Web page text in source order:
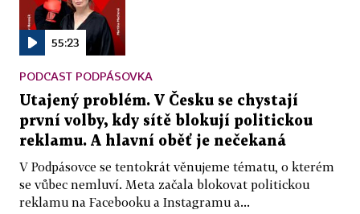
55:23
PODCAST PODPÁSOVKA
Utajený problém. V Česku se chystají
první volby, kdy sítě blokují politickou
reklamu. A hlavní oběť je nečekaná
V Podpásovce se tentokrát věnujeme tématu, o kterém
se vůbec nemluví. Meta začala blokovat politickou
reklamu na Facebooku a Instagramu a...